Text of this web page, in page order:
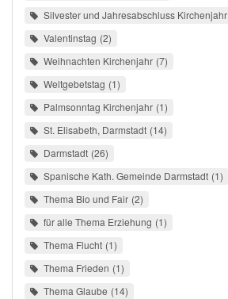
Silvester und Jahresabschluss Kirchenjahr
Valentinstag 2
Weihnachten Kirchenjahr 7
Weltgebetstag 1
Palmsonntag Kirchenjahr 1
St. Elisabeth, Darmstadt 14
Darmstadt 26
Spanische Kath. Gemeinde Darmstadt 1
Thema Bio und Fair 2
für alle Thema Erziehung 1
Thema Flucht 1
Thema Frieden 1
Thema Glaube 14